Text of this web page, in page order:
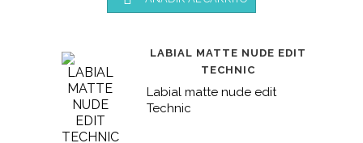
LABIAL MATTE NUDE EDIT
TECHNIC
Labial matte nude edit
Technic